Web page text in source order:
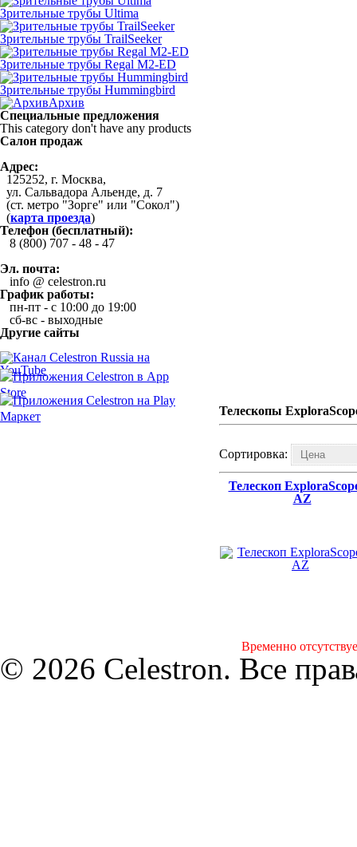
Зрительные трубы Ultima
Зрительные трубы TrailSeeker
Зрительные трубы Regal M2-ED
Зрительные трубы Hummingbird
Архив
Специальные предложения
This category don't have any products
Салон продаж
Адрес:
125252, г. Москва,
ул. Сальвадора Альенде, д. 7
(ст. метро "Зорге" или "Сокол")
(карта проезда)
Телефон (бесплатный):
8 (800) 707 - 48 - 47
Эл. почта:
info @ celestron.ru
График работы:
пн-пт - с 10:00 до 19:00
сб-вс - выходные
Другие сайты
Телескопы
Сортировка:
Телескоп
AZ
Временно
© 2026 Celestron. Все